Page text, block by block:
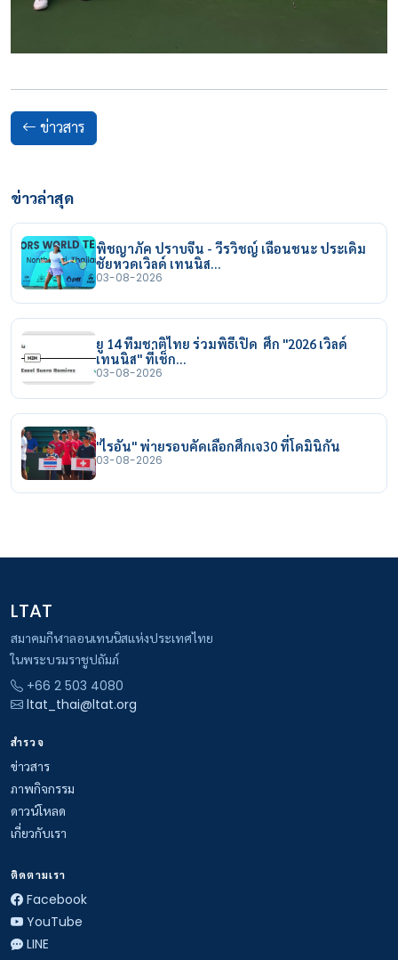
ข่าวสาร
ข่าวล่าสุด
พิชญาภัค ปราบจีน - วีรวิชญ์ เฉือนชนะ ประเดิม
ชัยหวดเวิลด์ เทนนิส…
03-08-2026
ยู 14 ทีมชาติไทย ร่วมพิธีเปิด ศึก "2026 เวิลด์
เทนนิส" ที่เช็ก…
03-08-2026
"ไรอัน" พ่ายรอบคัดเลือกศึกเจ30 ที่โดมินิกัน
03-08-2026
LTAT
สมาคมกีฬาลอนเทนนิสแห่งประเทศไทย
ในพระบรมราชูปถัมภ์
+66 2 503 4080
ltat_thai@ltat.org
สำรวจ
ข่าวสาร
ภาพกิจกรรม
ดาวน์โหลด
เกี่ยวกับเรา
ติดตามเรา
Facebook
YouTube
LINE